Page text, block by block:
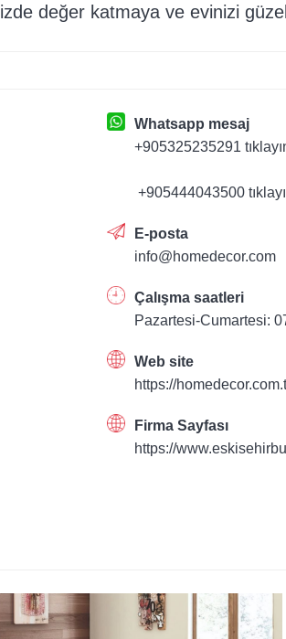
değer katmaya ve evinizi
Whatsapp mesaj
+905325235291
+905444043500
E-posta
info@homedecor.com
Çalışma saatleri
Pazartesi-Cumartesi:
Web site
https://
Firma Sayfası
https://